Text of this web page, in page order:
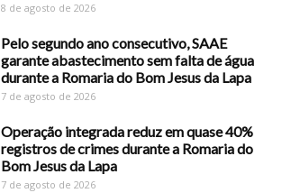
8 de agosto de 2026
Pelo segundo ano consecutivo, SAAE
garante abastecimento sem falta de água
durante a Romaria do Bom Jesus da Lapa
7 de agosto de 2026
Operação integrada reduz em quase 40%
registros de crimes durante a Romaria do
Bom Jesus da Lapa
7 de agosto de 2026